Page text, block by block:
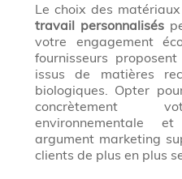
Le choix des
travail personnalisés
votre engagement
fournisseurs
issus de matières
biologiques. Opter
concrètement
environnementale
argument marketing
clients de plus en plus